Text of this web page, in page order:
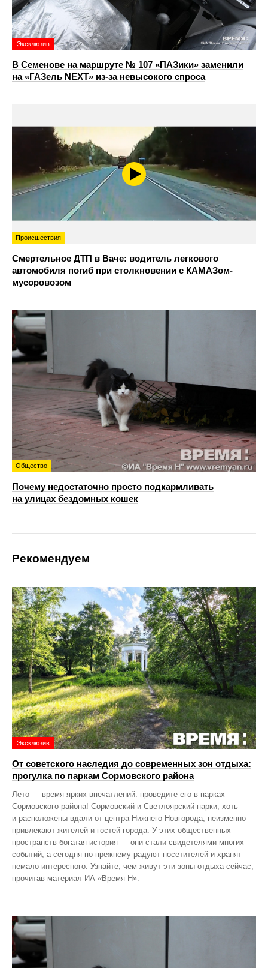
Эксклюзив
В Семенове на маршруте № 107 «ПАЗики» заменили
на «ГАЗель NEXT» из‑за невысокого спроса
Происшествия
Смертельное ДТП в Ваче: водитель легкового
автомобиля погиб при столкновении с КАМАЗом-
мусоровозом
Общество
Почему недостаточно просто подкармливать
на улицах бездомных кошек
Рекомендуем
Эксклюзив
От советского наследия до современных зон отдыха:
прогулка по паркам Сормовского района
Лето — время ярких впечатлений: проведите его в парках
Сормовского района! Сормовский и Светлоярский парки, хоть
и расположены вдали от центра Нижнего Новгорода, неизменно
привлекают жителей и гостей города. У этих общественных
пространств богатая история — они стали свидетелями многих
событий, а сегодня по‑прежнему радуют посетителей и хранят
немало интересного. Узнайте, чем живут эти зоны отдыха сейчас,
прочитав материал ИА «Время Н».